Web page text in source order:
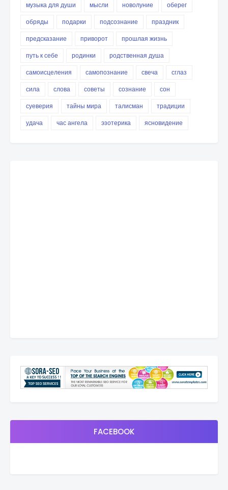
музыка для души
мысли новолуние
оберег
обряды
подарки подсознание
праздник
предсказание
приворот
прошлая жизнь
путь к себе
родинки
родственная душа
самоисцеления
самопознание свеча
сглаз
сила
слова советы сознание
сон
суеверия
тайны мира талисман
традиции
удача
час ангела эзотерика ясновидение
FACEBOOK